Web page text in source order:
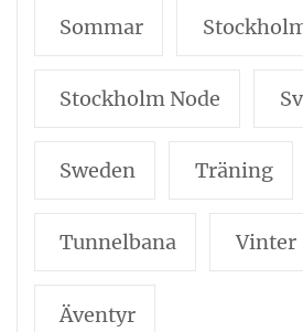
Sommar
Stockholm Node
Sweden Träning
Tunnelbana Vinter
Äventyr